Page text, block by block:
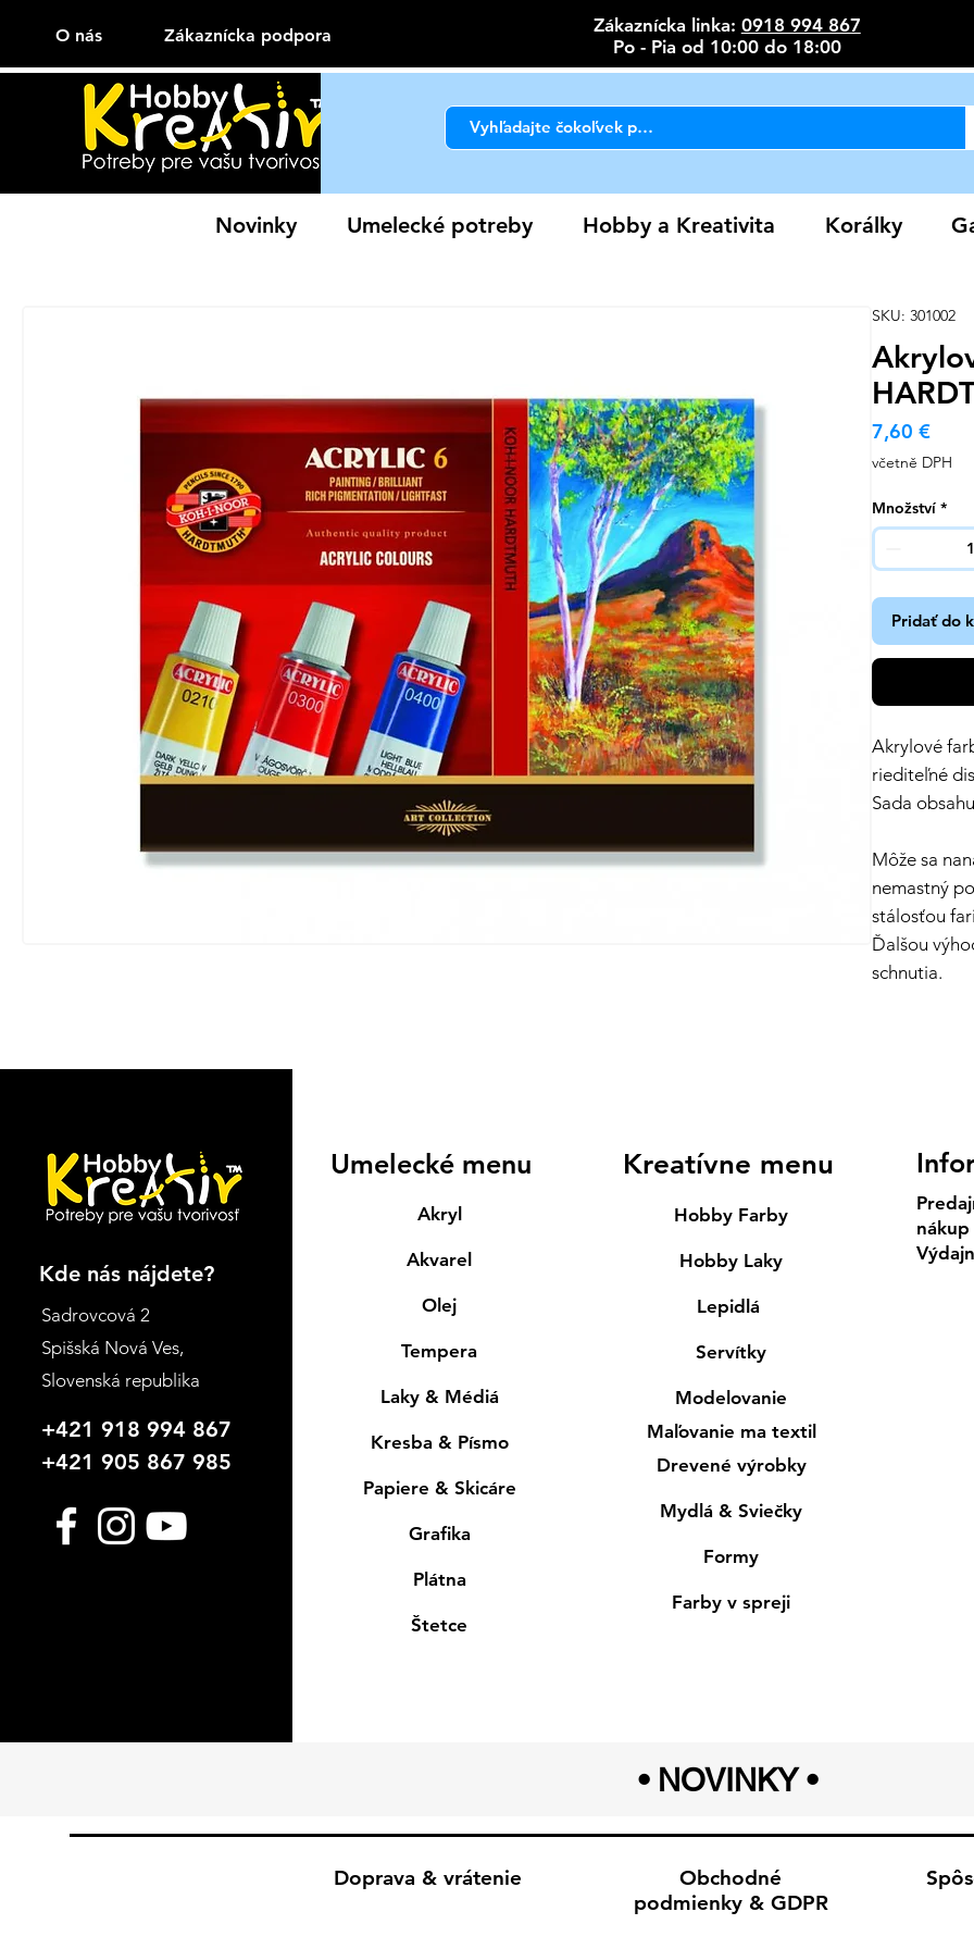
O nás Zákaznícka podpora Zákaznícka linka: 0918 994 867
Po - Pia od 10:00 do 18:00
Novinky Umelecké potreby Hobby a Kreativita Korálky
SKU: 301002
7,60 €
včetně DPH
Množství *
Pridať do
Akrylové
riediteľné
Sada
Môže sa
nemastný
stálosťou
Ďalšou
schnutia.
Kde nás nájdete?
Sadrovcová 2
Spišská Nová Ves,
Slovenská republika
+421 918 994 867
+421 905 867 985
Umelecké menu
Akryl
Akvarel
Olej
Tempera
Laky & Médiá
Kresba & Písmo
Papiere & Skicáre
Grafika
Plátna
Štetce
Kreatívne menu
Hobby Farby
Hobby Laky
Lepidlá
Servítky
Modelovanie
Maľovanie ma textil
Drevené výrobky
Mydlá & Sviečky
Formy
Farby v spreji
nákup
• NOVINKY •
Doprava & vrátenie
Obchodné
podmienky & GDPR